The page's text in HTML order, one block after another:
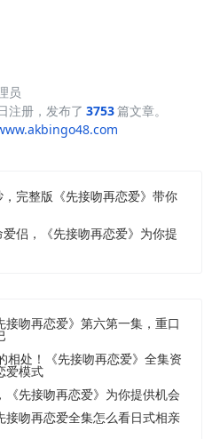
员
注册，发布了 3753篇文章。
完整版《先接吻再恋爱》带你
侣，《先接吻再恋爱》为你提
接吻再恋爱》第六第一集，重口
相处！《先接吻再恋爱》全集资
爱模式
先接吻再恋爱》为你提供机会
接吻再恋爱全集怎么看日式相亲